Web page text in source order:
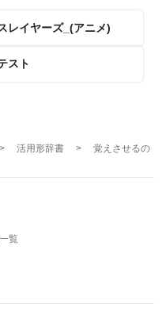
レイヤーズ_(アニメ)
スト
> 活用形辞書 > 覚えさせるの
覧